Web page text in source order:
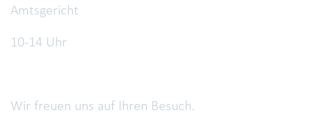
Amtsgericht
10-14 Uhr
Wir freuen uns auf Ihren Besuch.